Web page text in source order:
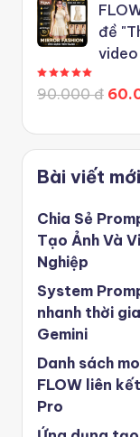
đề
90.000 đ
Bài viết mới
Chia Sẻ
Tạo Ảnh Và
Nghiệp
System
nhanh thời
Gemini
Danh sách
FLOW liên
Pro